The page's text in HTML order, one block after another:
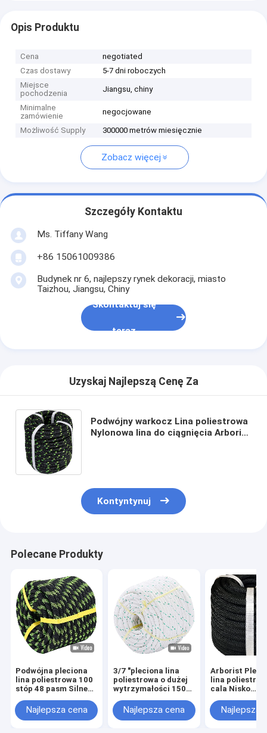
Opis Produktu
Cena
negotiated
Czas dostawy
5-7 dni roboczych
Miejsce
pochodzenia
Jiangsu, chiny
Minimalne
zamówienie
negocjowane
Możliwość Supply 300000 metrów miesięcznie
Zobacz więcej
Szczegóły Kontaktu
Ms. Tiffany Wang
+86 15061009386
Budynek nr 6, najlepszy rynek dekoracji, miasto
Taizhou, Jiangsu, Chiny
Skontaktuj się
teraz
Uzyskaj Najlepszą Cenę Za
Podwójny warkocz Lina poliestrowa
Nylonowa lina do ciągnięcia Arborist
Kontyntynuj
Polecane Produkty
Podwójna pleciona
lina poliestrowa 100
stóp 48 pasm Silne
wspinaczki na
olinowaniu
Najlepsza cena
3/7 "pleciona lina
poliestrowa o dużej
wytrzymałości 150
wiązanej
Najlepsza cena
Arborist
lina
cala Nisko
Heavy Duty
Najlepsza